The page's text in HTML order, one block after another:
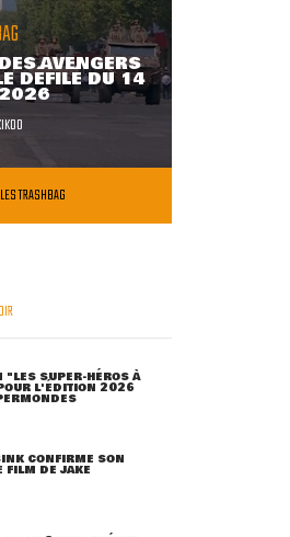
AVENGERS
DÉFILÉ DU 14
2026
TRASHBAG
"LES SUPER-HÉROS À
L'ÉDITION 2026
CONFIRME SON
FILM DE JAKE